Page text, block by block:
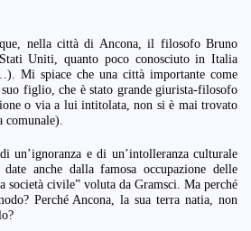
nella città di Ancona, il filosofo Bruno
Uniti, quanto poco conosciuto in Italia
…). Mi spiace che una città importante come
figlio, che è stato grande giurista-filosofo
o via a lui intitolata, non si è mai trovato
un’ignoranza e di un’intolleranza culturale
anche dalla famosa occupazione delle
società civile” voluta da Gramsci. Ma perché
Perché Ancona, la sua terra natia, non